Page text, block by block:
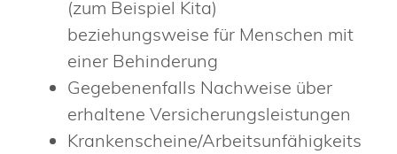
(zum Beispiel Kita)
beziehungsweise für Menschen mit
einer Behinderung
Gegebenenfalls Nachweise über
erhaltene Versicherungsleistungen
Krankenscheine/